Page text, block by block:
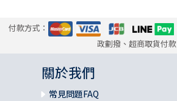
付款方式：
政劃撥、超商取貨付款
關於我們
常見問題FAQ